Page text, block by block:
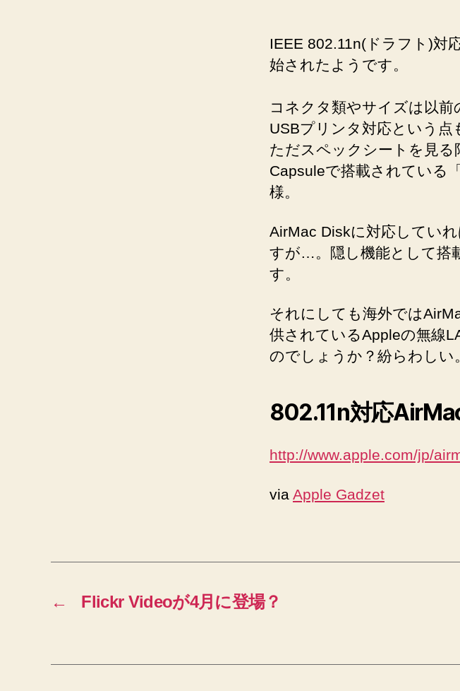
IEEE 802.11n(ドラフト)対
始されたようです。
コネクタ類やサイズは以前
USBプリンタ対応という点
ただスペックシートを見る
Capsuleで搭載されている
様。
AirMac Diskに対応してい
すが…。隠し機能として搭
す。
それにしても海外では
供されているAppleの無線
のでしょうか？紛らわしい
802.11n対応
http://www.apple.com/jp/
via Apple Gadzet
← Flickr Videoが4月に登場？